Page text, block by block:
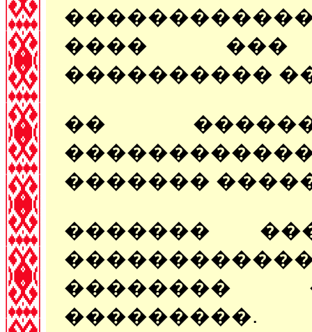
���� ���
����������
��
�������
�������
��������